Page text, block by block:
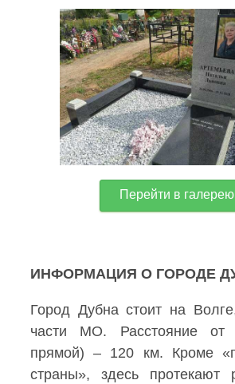
Перейти в галерею
ИНФОРМАЦИЯ О ГОРОДЕ
Город Дубна стоит на
части МО. Расстояние
прямой) – 120 км. Кроме
страны», здесь протекают